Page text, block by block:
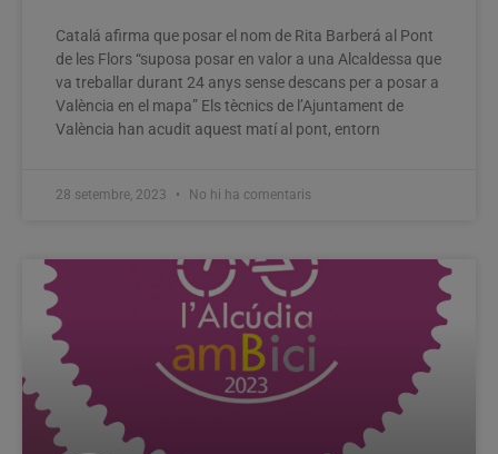
Catalá afirma que posar el nom de Rita Barberá al Pont
de les Flors “suposa posar en valor a una Alcaldessa que
va treballar durant 24 anys sense descans per a posar a
València en el mapa” Els tècnics de l’Ajuntament de
València han acudit aquest matí al pont, entorn
28 setembre, 2023 No hi ha comentaris